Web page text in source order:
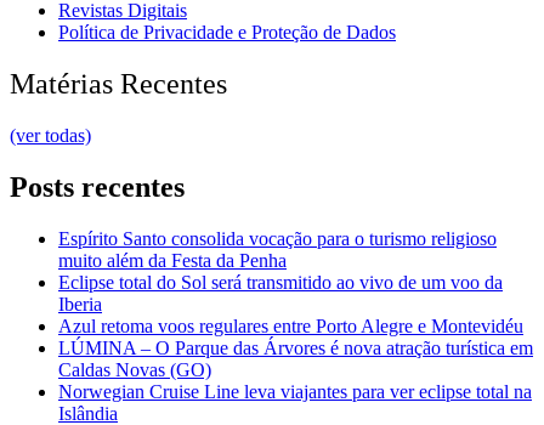
Revistas Digitais
Política de Privacidade e Proteção de Dados
Matérias Recentes
(ver todas)
Posts recentes
Espírito Santo consolida vocação para o turismo religioso
muito além da Festa da Penha
Eclipse total do Sol será transmitido ao vivo de um voo da
Iberia
Azul retoma voos regulares entre Porto Alegre e Montevidéu
LÚMINA – O Parque das Árvores é nova atração turística em
Caldas Novas (GO)
Norwegian Cruise Line leva viajantes para ver eclipse total na
Islândia